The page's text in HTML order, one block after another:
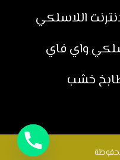
اللاسلكي
واي فاي
خشب